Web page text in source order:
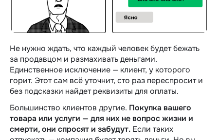
Не нужно ждать, что каждый человек будет бежать
за продавцом и размахивать деньгами.
Единственное исключение — клиент, у которого
горит. Этот сам всё уточнит, сто раз переспросит и
без подсказки найдет реквизиты для оплаты.
Большинство клиентов другие. Покупка вашего
товара или услуги — для них не вопрос жизни и
смерти, они спросят и забудут. Если таких